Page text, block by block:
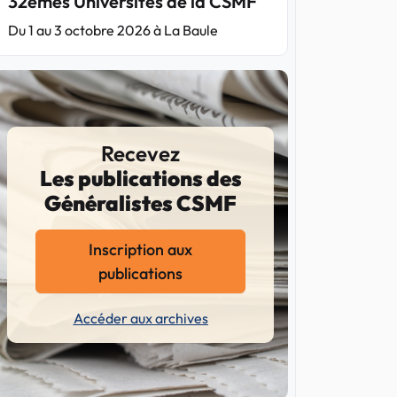
Du 1 au 3 octobre 2026 à La Baule
Recevez
Les publications des
Généralistes CSMF
Inscription aux
publications
Accéder aux archives